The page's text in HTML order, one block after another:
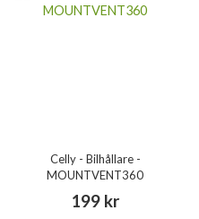
Celly - Bilhållare -
MOUNTVENT360
199 kr